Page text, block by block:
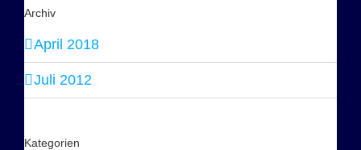
Archiv
April 2018
Juli 2012
Kategorien